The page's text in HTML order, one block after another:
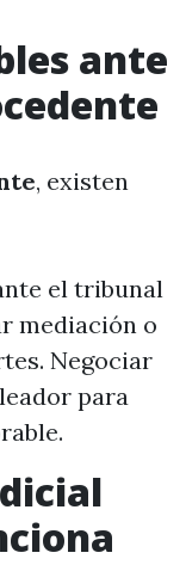
ante
, existen
el tribunal
mediación o
Negociar
para